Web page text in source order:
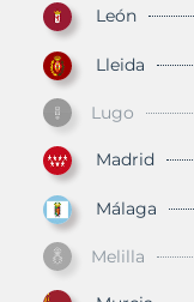
León
Lleida
Lugo
Madrid
Málaga
Melilla